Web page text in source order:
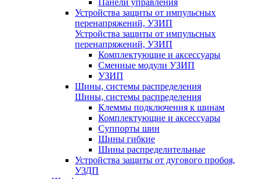
Панели управления
Устройства защиты от импульсных
перенапряжений, УЗИП
Устройства защиты от импульсных
перенапряжений, УЗИП
Комплектующие и аксессуары
Сменные модули УЗИП
УЗИП
Шины, системы распределения
Шины, системы распределения
Клеммы подключения к шинам
Комплектующие и аксессуары
Суппорты шин
Шины гибкие
Шины распределительные
Устройства защиты от дугового пробоя,
УЗДП